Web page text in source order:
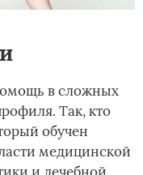
в сложных
Так, кто
обучен
медицинской
и лечебной